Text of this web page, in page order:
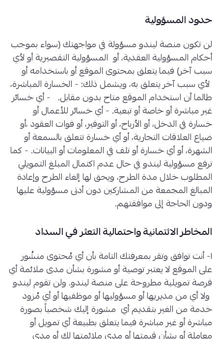
حدود المسؤولية
لن تكون منصة ليندو مسؤولة في مواجهتك (سواء بموجب
أحكام المسؤولية العقدية، أو المسؤولية التقصيرية أو لأي
سبب آخر) فيما يتعلق بمحتوى الموقع أو باستخدامه أو
لأي سبب آخر يتعلق به، ويشمل ذلك: - الخسارة المباشرة،
طالما أن استخدام الموقع متاح بدون مقابل. - أي خسائر
غير مباشرة أو خاصة أو تبعية. - أي خسائر للأعمال أو
خسارة في الدخل، أو الأرباح، أو التوفير، أو فوات العقود ،أو
ضياع العلاقات التجارية، أو أي خسارة تتعلق بالسمعة أو
الشهرة، أو أي خسارة أو تلف في المعلومات أو البيانات. - كما
ترفع مسؤولية ليندو في حال عدم اكتمال المبلغ التمويلي
المطلوب خلال مدة الطرح، ويحق لها إلغاء الطرح وإعادة
المبالغ المجمعة من المشاركين دون أدنى مسؤولية عليها
ودون الحاجة إلى موافقتهم.
المخاطر الائتمانية واحتمالية التعثر في السداد
١- أنت توافق وتقر بمعرفتك التامة بأن أي مُحتوى منشُور
على الموقع لا يعتبر توصية أو مشورة بشأن مدى ملائمة أي
فرصة تمويلية مطروحة على منصة ليندو. ولن تقوم ليندو
ولا أي من مديريها أو مسؤوليها أو موظفيها أو أي مُزود
خدمة من الغير بتقديم أي مشورة إليك شخصياً بصورة
مباشرة أو غير مباشرة فيما يتعلق بطبيعة أي تمويل أو